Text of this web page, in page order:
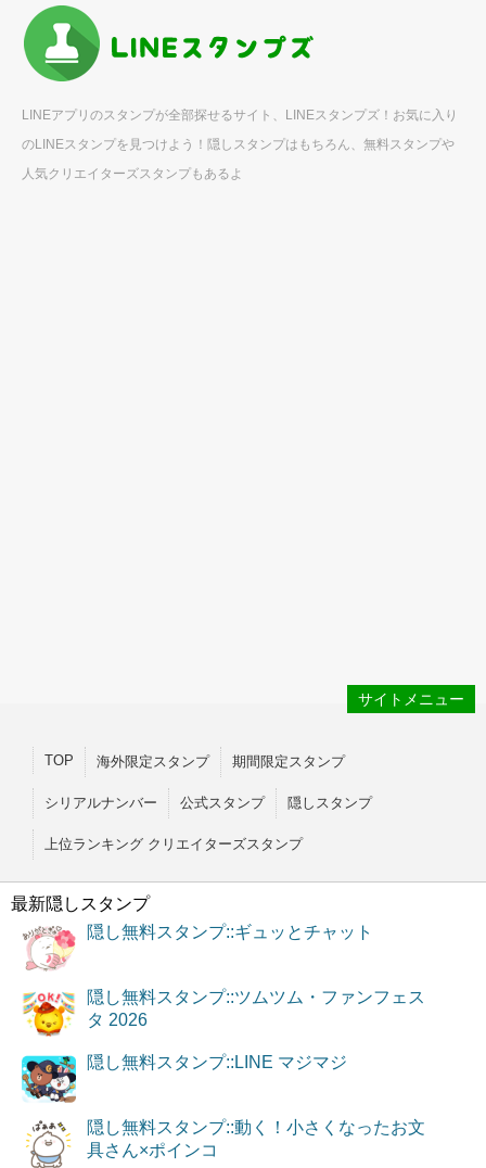
LINEアプリのスタンプが全部探せるサイト、LINEスタンプズ！お気に入り
のLINEスタンプを見つけよう！隠しスタンプはもちろん、無料スタンプや
人気クリエイターズスタンプもあるよ
サイトメニュー
TOP 海外限定スタンプ 期間限定スタンプ
シリアルナンバー 公式スタンプ 隠しスタンプ
上位ランキング クリエイターズスタンプ
最新隠しスタンプ
隠し無料スタンプ::ギュッとチャット
隠し無料スタンプ::ツムツム・ファンフェス
タ 2026
隠し無料スタンプ::LINE マジマジ
隠し無料スタンプ::動く！小さくなったお文
具さん×ポインコ